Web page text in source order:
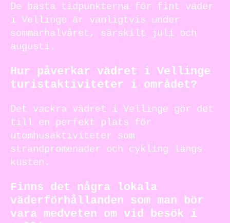
De bästa tidpunkterna för fint väder
i Vellinge är vanligtvis under
sommarhalvåret, särskilt juli och
augusti.
Hur påverkar vädret i Vellinge
turistaktiviteter i området?
Det vackra vädret i Vellinge gör det
till en perfekt plats för
utomhusaktiviteter som
strandpromenader och cykling längs
kusten.
Finns det några lokala
väderförhållanden som man bör
vara medveten om vid besök i